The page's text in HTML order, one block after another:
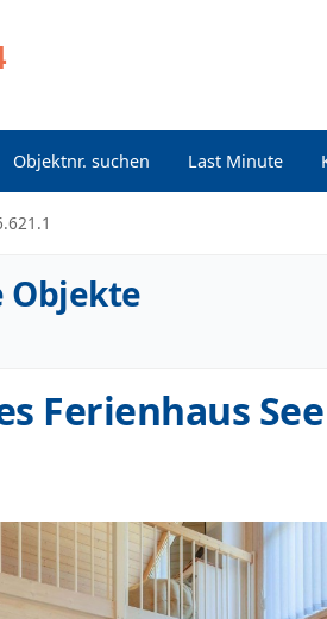
Objektnr. suchen Last Minute
Ferienhaus